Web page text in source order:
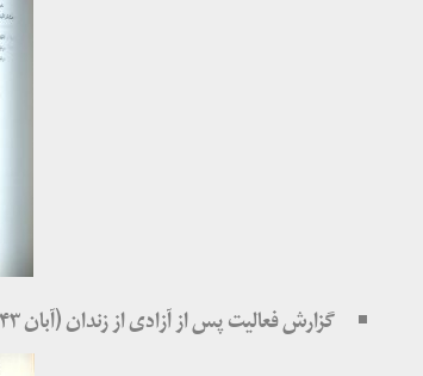
گزارش فعالیت پس از آزادی از زندان (آبان ۱۳۴۳)